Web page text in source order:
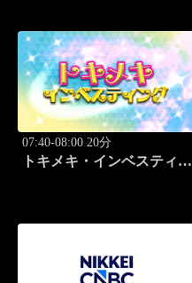
07:40-08:00 20分
トキメキ・インベスティン